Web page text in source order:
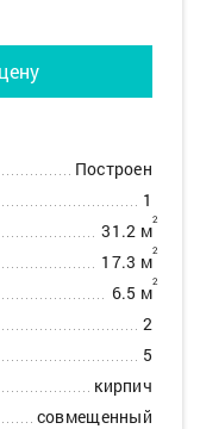
Построен
1
31.2 м2
17.3 м2
6.5 м2
2
5
кирпич
совмещенный